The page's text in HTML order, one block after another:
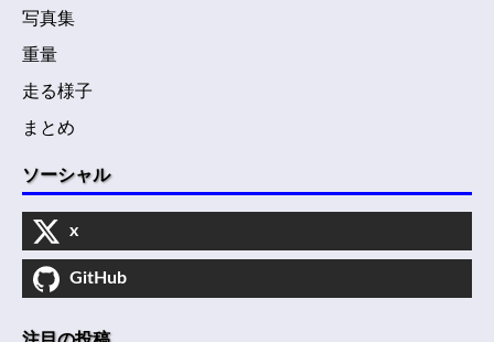
写真集
重量
走る様子
まとめ
ソーシャル
x
GitHub